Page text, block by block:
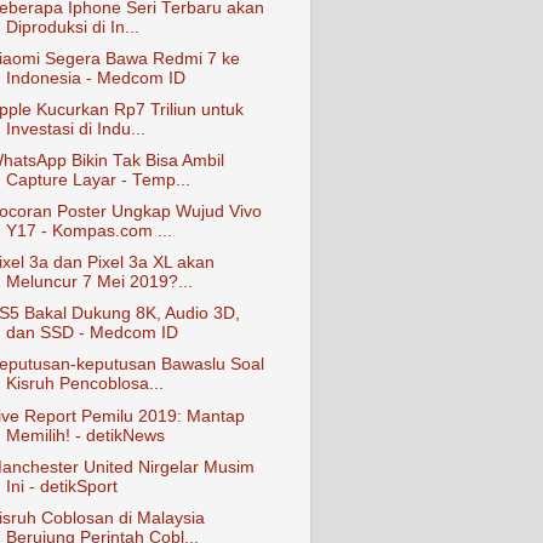
Iphone Seri Terbaru akan
Diproduksi di In...
Segera Bawa Redmi 7 ke
Indonesia - Medcom ID
Kucurkan Rp7 Triliun untuk
Investasi di Indu...
Bikin Tak Bisa Ambil
Capture Layar - Temp...
Poster Ungkap Wujud Vivo
Y17 - Kompas.com ...
3a dan Pixel 3a XL akan
Meluncur 7 Mei 2019?...
Bakal Dukung 8K, Audio 3D,
dan SSD - Medcom ID
keputusan Bawaslu Soal
Kisruh Pencoblosa...
Report Pemilu 2019: Mantap
Memilih! - detikNews
United Nirgelar Musim
Ini - detikSport
Coblosan di Malaysia
Berujung Perintah Cobl...